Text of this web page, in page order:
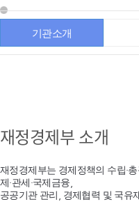
기관소개
재정경제부 소개
재정경제부는 경제정책의 수립·총
제·관세·국제금융,
공공기관 관리, 경제협력 및 국유